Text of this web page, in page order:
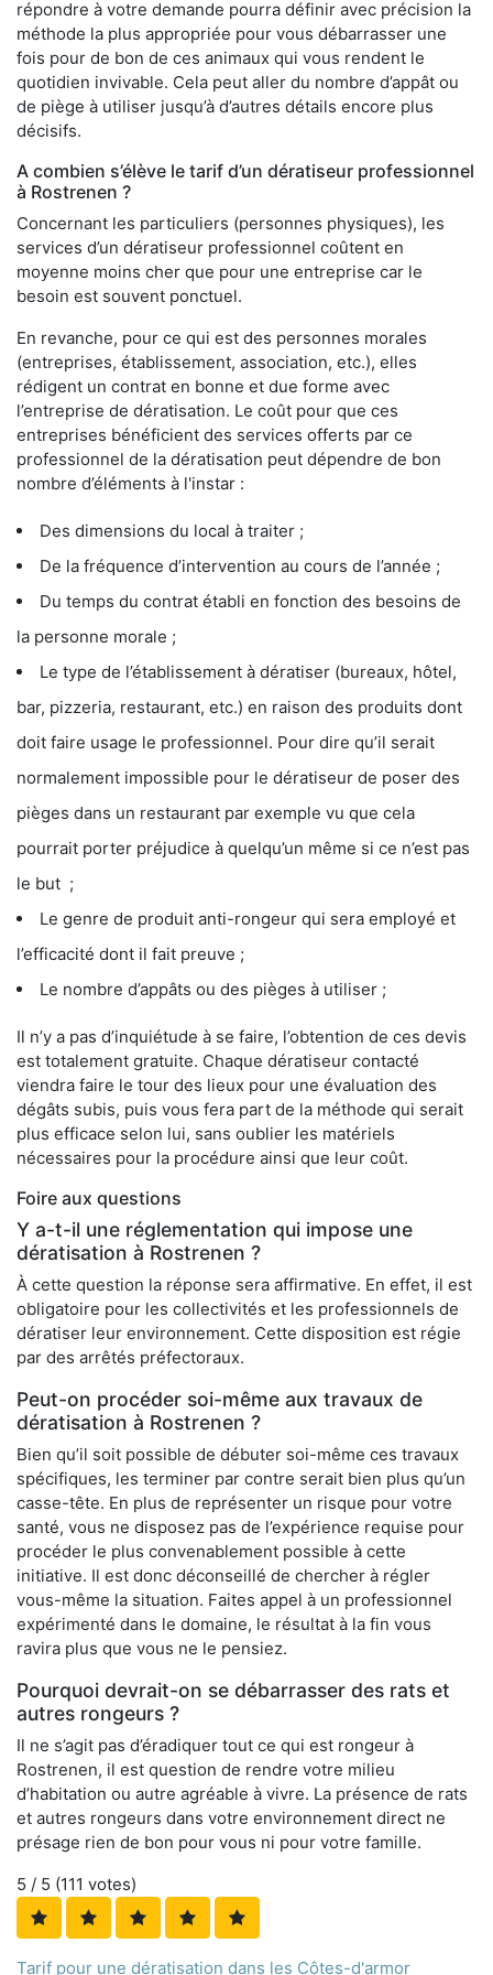
répondre à votre demande pourra définir avec précision la
méthode la plus appropriée pour vous débarrasser une
fois pour de bon de ces animaux qui vous rendent le
quotidien invivable. Cela peut aller du nombre d’appât ou
de piège à utiliser jusqu’à d’autres détails encore plus
décisifs.
A combien s’élève le tarif d’un dératiseur professionnel
à Rostrenen ?
Concernant les particuliers (personnes physiques), les
services d’un dératiseur professionnel coûtent en
moyenne moins cher que pour une entreprise car le
besoin est souvent ponctuel.
En revanche, pour ce qui est des personnes morales
(entreprises, établissement, association, etc.), elles
rédigent un contrat en bonne et due forme avec
l’entreprise de dératisation. Le coût pour que ces
entreprises bénéficient des services offerts par ce
professionnel de la dératisation peut dépendre de bon
nombre d’éléments à l'instar :
Des dimensions du local à traiter ;
De la fréquence d’intervention au cours de l’année ;
Du temps du contrat établi en fonction des besoins de
la personne morale ;
Le type de l’établissement à dératiser (bureaux, hôtel,
bar, pizzeria, restaurant, etc.) en raison des produits dont
doit faire usage le professionnel. Pour dire qu’il serait
normalement impossible pour le dératiseur de poser des
pièges dans un restaurant par exemple vu que cela
pourrait porter préjudice à quelqu’un même si ce n’est pas
le but ;
Le genre de produit anti-rongeur qui sera employé et
l’efficacité dont il fait preuve ;
Le nombre d’appâts ou des pièges à utiliser ;
Il n’y a pas d’inquiétude à se faire, l’obtention de ces devis
est totalement gratuite. Chaque dératiseur contacté
viendra faire le tour des lieux pour une évaluation des
dégâts subis, puis vous fera part de la méthode qui serait
plus efficace selon lui, sans oublier les matériels
nécessaires pour la procédure ainsi que leur coût.
Foire aux questions
Y a-t-il une réglementation qui impose une
dératisation à Rostrenen ?
À cette question la réponse sera affirmative. En effet, il est
obligatoire pour les collectivités et les professionnels de
dératiser leur environnement. Cette disposition est régie
par des arrêtés préfectoraux.
Peut-on procéder soi-même aux travaux de
dératisation à Rostrenen ?
Bien qu’il soit possible de débuter soi-même ces travaux
spécifiques, les terminer par contre serait bien plus qu’un
casse-tête. En plus de représenter un risque pour votre
santé, vous ne disposez pas de l’expérience requise pour
procéder le plus convenablement possible à cette
initiative. Il est donc déconseillé de chercher à régler
vous-même la situation. Faites appel à un professionnel
expérimenté dans le domaine, le résultat à la fin vous
ravira plus que vous ne le pensiez.
Pourquoi devrait-on se débarrasser des rats et
autres rongeurs ?
Il ne s’agit pas d’éradiquer tout ce qui est rongeur à
Rostrenen, il est question de rendre votre milieu
d’habitation ou autre agréable à vivre. La présence de rats
et autres rongeurs dans votre environnement direct ne
présage rien de bon pour vous ni pour votre famille.
5 / 5 (111 votes)
Tarif pour une dératisation dans les Côtes-d'armor